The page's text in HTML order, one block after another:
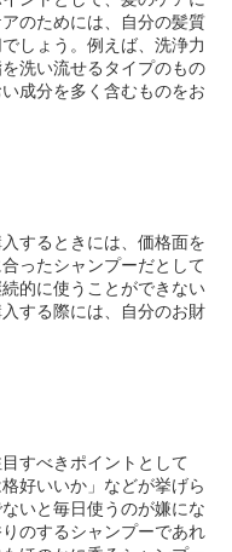
のためには、自分の髪質
しょう。例えば、洗浄力
洗い流せるタイプのもの
成分を多く含むものをお
するときには、価格面を
ったシャンプーだとして
的に使うことができない
する際には、自分のお財
すべきポイントとして
好いいか」などが挙げら
いと毎日使うのが嫌にな
のするシャンプーであれ